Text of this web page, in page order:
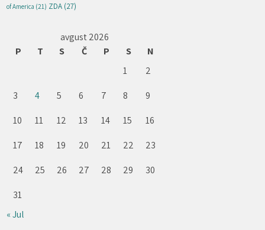
of America (21) ZDA (27)
avgust 2026
P
T S Č P S
N
1
2
3
4 5 6 7 8
9
10
11 12 13 14 15
16
17
18 19 20 21 22
23
24
25 26 27 28 29
30
31
« Jul